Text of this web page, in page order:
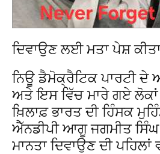
ਦਿਵਾਉਣ ਲਈ ਮਤਾ ਪੇਸ਼
ਨਿਊ ਡੈਮੋਕ੍ਰੈਟਿਕ ਪਾਰਟੀ ਦੇ
ਅਤੇ ਇਸ ਵਿੱਚ ਮਾਰੇ ਗਏ ਲੋਕਾਂ
ਖ਼ਿਲਾਫ਼ ਭਾਰਤ ਦੀ ਹਿੰਸਕ
ਐੱਨਡੀਪੀ ਆਗੂ ਜਗਮੀਤ ਸਿੰਘ
ਮਾਨਤਾ ਦਿਵਾਉਣ ਦੀ